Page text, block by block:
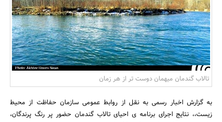
بانک، بیمه و سرمایه
مسکن و ساختمان
تالاب گندمان میهمان‌ دوست تر از هر زمان
به گزارش اخبار رسمی به نقل از روابط عمومی سازمان حفاظت از محیط
زیست،، نتایج اجرای برنامه ی احیای تالاب گندمان حضور پر رنگ پرندگان،